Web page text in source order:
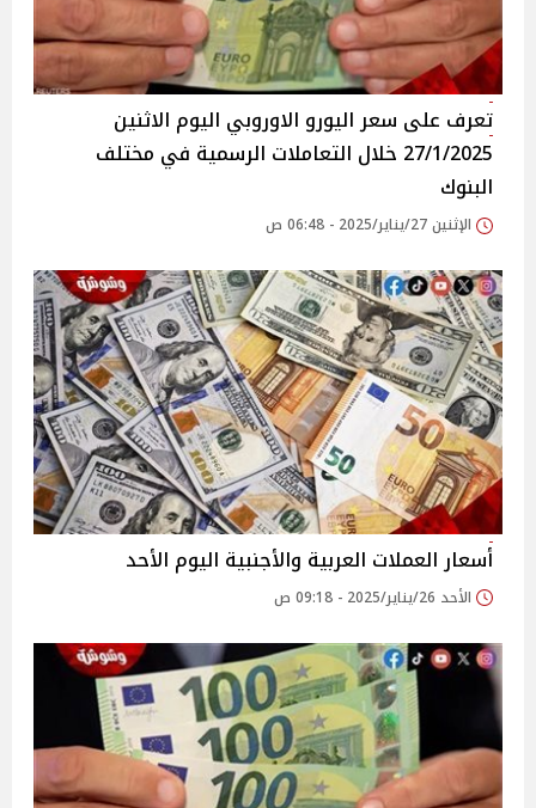
تعرف على سعر اليورو الاوروبي اليوم الاثنين
27/1/2025 خلال التعاملات الرسمية في مختلف
البنوك
الإثنين 27/يناير/2025 - 06:48 ص
أسعار العملات العربية والأجنبية اليوم الأحد
الأحد 26/يناير/2025 - 09:18 ص